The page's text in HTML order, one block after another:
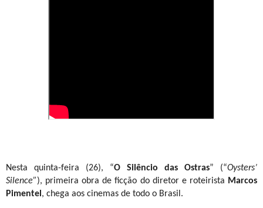
Nesta quinta-feira (26), “O Silêncio das Ostras” (“Oysters’
Silence”), primeira obra de ficção do diretor e roteirista Marcos
Pimentel, chega aos cinemas de todo o Brasil.